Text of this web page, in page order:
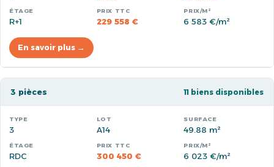
R+1 229 558 € 6 583 €/m²
En savoir plus →
3 pièces 11 biens disponibles
3 A14 49.88 m²
RDC 300 450 € 6 023 €/m²